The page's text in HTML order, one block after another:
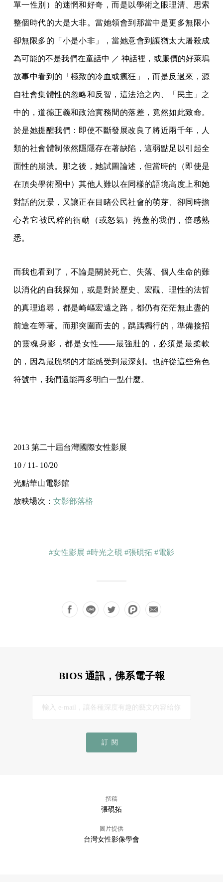
單一性別）的迷惘和好奇，而是以學術之眼理清、思索
整個時代的大是大非。當她領會到那當中是更多無限小
卻無限多的「小是小非」，當她意會到讓猶太大屠殺成
為可能的不是我們在童話中 ／ 神話裡，或廉價的好萊塢
故事中看到的「極致的冷血或瘋狂」，而是反過來，源
自社會集體性的忽略和反智，這法治之內、「民主」之
中的，道德正義和政治實務間的落差，竟然如此致命。
於是她提醒我們：即使不斷發展改良了將近兩千年，人
類的社會體制依然隱隱存在著缺陷，這弱點足以引起全
面性的崩潰。那之後，她試圖論述，但當時的（即使是
在頂尖學術圈中）其他人難以在同樣的語境高度上和她
對話的況景，又讓正在目睹公民社會的萌芽、卻同時擔
心著它被民粹的衝動（或怒氣）掩蓋的我們，倍感熟
悉。
而我也看到了，不論是關於死亡、失落、個人生命的難
以消化的自我探知，或是對於歷史、宏觀、理性的法哲
的真理追尋，都是崎嶇宏遠之路，都仍有茫茫無止盡的
前途在等著。而那突圍而去的，踽踽獨行的，準備接招
的靈魂身影，都是女性——最強壯的，必須是最柔軟
的，因為最脆弱的才能感受到最深刻。也許從這些角色
符號中，我們還能再多明白一點什麼。
2013 第二十屆台灣國際女性影展
10 / 11- 10/20
光點華山電影館
放映場次： 女影部落格
#女性影展 #時光之硯 #張硯拓 #電影
BIOS 通訊，佛系電子報
訂閱
撰稿
張硯拓
圖片提供
台灣女性影像學會